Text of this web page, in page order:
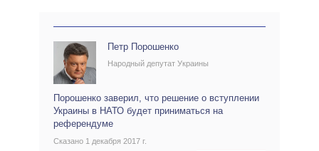
Петр Порошенко
Народный депутат Украины
Порошенко заверил, что решение о вступлении
Украины в НАТО будет приниматься на
референдуме
Сказано 1 декабря 2017 г.